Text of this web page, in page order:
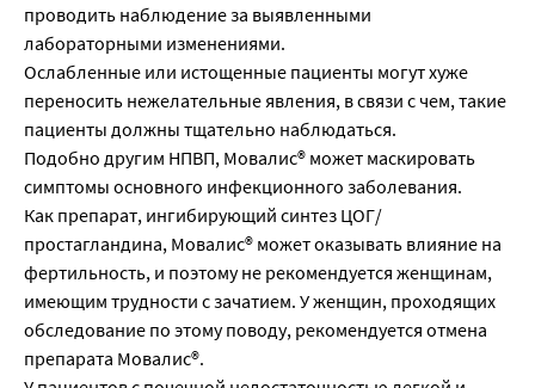
проводить наблюдение за выявленными
лабораторными изменениями.
Ослабленные или истощенные пациенты могут хуже
переносить нежелательные явления, в связи с чем, такие
пациенты должны тщательно наблюдаться.
Подобно другим НПВП, Мовалис® может маскировать
симптомы основного инфекционного заболевания.
Как препарат, ингибирующий синтез ЦОГ/
простагландина, Мовалис® может оказывать влияние на
фертильность, и поэтому не рекомендуется женщинам,
имеющим трудности с зачатием. У женщин, проходящих
обследование по этому поводу, рекомендуется отмена
препарата Мовалис®.